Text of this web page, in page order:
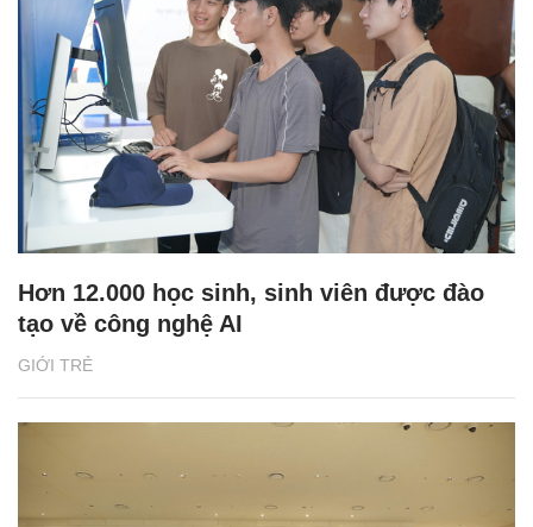
GIỚI TRẺ
Hơn 12.000 học sinh, sinh viên được đào
tạo về công nghệ AI